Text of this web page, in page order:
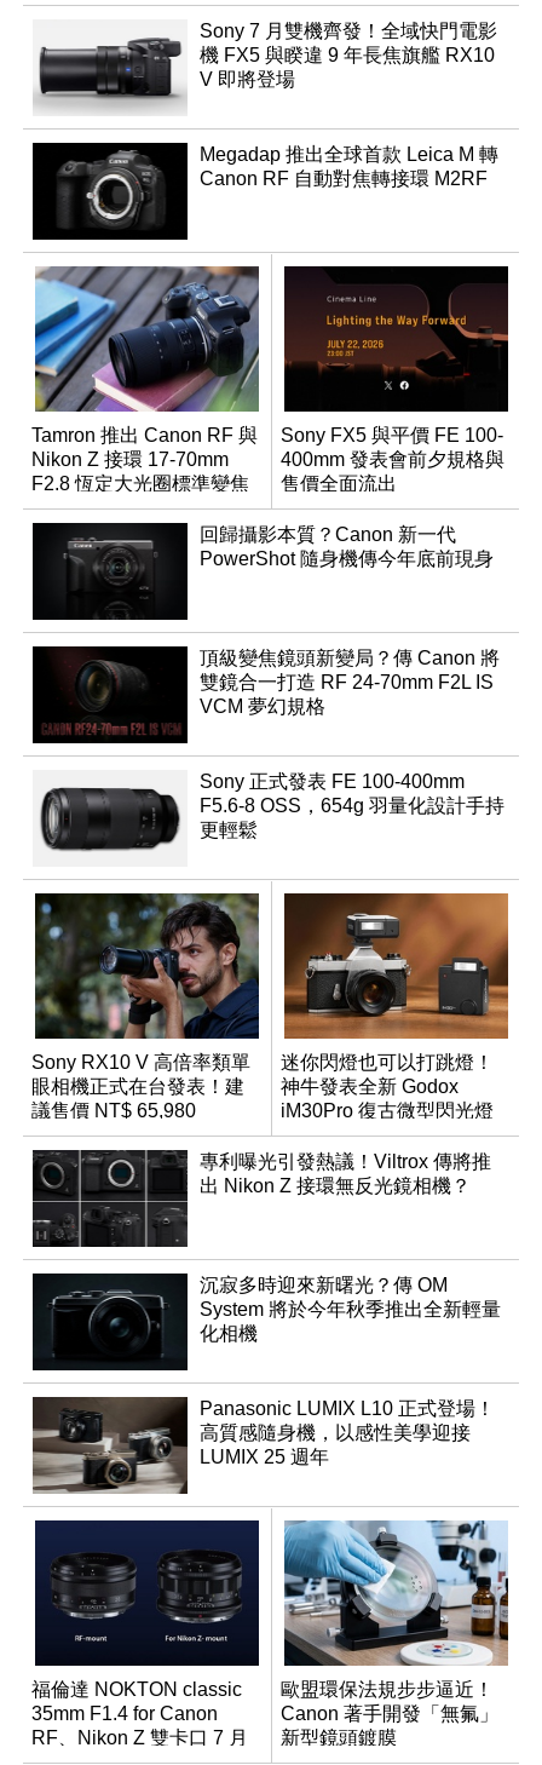
Sony 7 月雙機齊發！全域快門電影
機 FX5 與睽違 9 年長焦旗艦 RX10
V 即將登場
Megadap 推出全球首款 Leica M 轉
Canon RF 自動對焦轉接環 M2RF
Tamron 推出 Canon RF 與
Nikon Z 接環 17-70mm
F2.8 恆定大光圈標準變焦
鏡
Sony FX5 與平價 FE 100-
400mm 發表會前夕規格與
售價全面流出
回歸攝影本質？Canon 新一代
PowerShot 隨身機傳今年底前現身
頂級變焦鏡頭新變局？傳 Canon 將
雙鏡合一打造 RF 24-70mm F2L IS
VCM 夢幻規格
Sony 正式發表 FE 100-400mm
F5.6-8 OSS，654g 羽量化設計手持
更輕鬆
Sony RX10 V 高倍率類單
眼相機正式在台發表！建
議售價 NT$ 65,980
迷你閃燈也可以打跳燈！
神牛發表全新 Godox
iM30Pro 復古微型閃光燈
專利曝光引發熱議！Viltrox 傳將推
出 Nikon Z 接環無反光鏡相機？
沉寂多時迎來新曙光？傳 OM
System 將於今年秋季推出全新輕量
化相機
Panasonic LUMIX L10 正式登場！
高質感隨身機，以感性美學迎接
LUMIX 25 週年
福倫達 NOKTON classic
35mm F1.4 for Canon
RF、Nikon Z 雙卡口 7 月
歐盟環保法規步步逼近！
Canon 著手開發「無氟」
新型鏡頭鍍膜